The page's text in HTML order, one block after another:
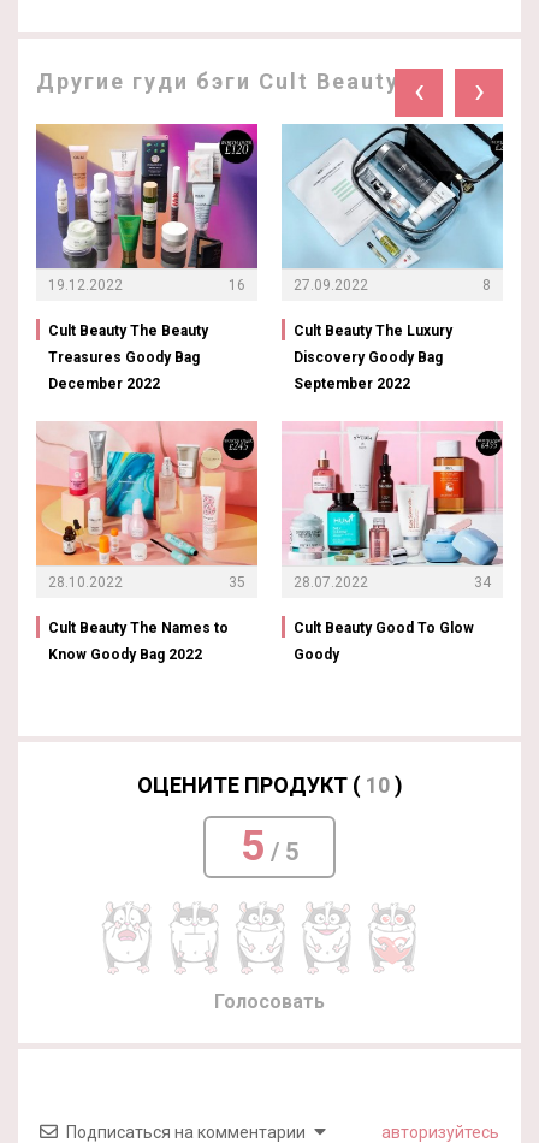
Другие гуди бэги Cult Beauty: ‹ ›
19.12.2022 16
Cult Beauty The Beauty
Treasures Goody Bag
December 2022
28.10.2022 35
Cult Beauty The Names to
Know Goody Bag 2022
27.09.2022 8
Cult Beauty The Luxury
Discovery Goody Bag
September 2022
28.07.2022 34
Cult Beauty Good To Glow
Goody
ОЦЕНИТЕ ПРОДУКТ ( 10)
5 / 5
Голосовать
Подписаться на комментарии авторизуйтесь